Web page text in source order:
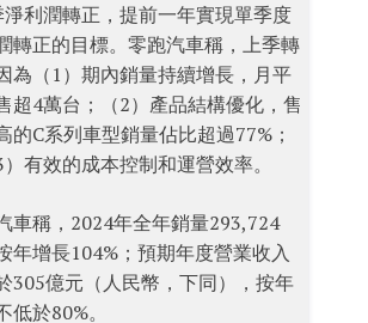
利潤轉正，提前一年實現單季度
轉正的目標。零跑汽車稱，上季轉
為（1）期內銷量持續增長，月平
超4萬台；（2）產品結構優化，售
的C系列車型銷量佔比超過77%；
有效的成本控制和運營效率。
車稱，2024年全年銷量293,724
年增長104%；預期年度營業收入
305億元（人民幣，下同），按年
低於80%。